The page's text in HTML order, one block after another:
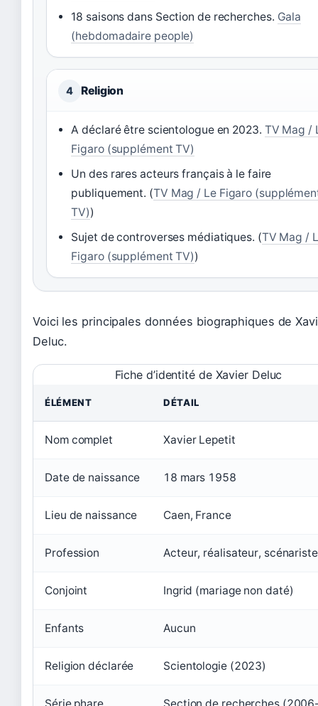
18 saisons dans Section de recherches. Gala
(hebdomadaire people)
4 Religion
A déclaré être scientologue en 2023. TV Mag /
Figaro (supplément TV)
Un des rares acteurs français à le faire
publiquement. (TV Mag / Le Figaro
TV))
Sujet de controverses médiatiques. (TV Mag /
Figaro (supplément TV))
Voici les principales données biographiques de
Deluc.
Fiche d’identité de Xavier Deluc
ÉLÉMENT DÉTAIL
Nom complet Xavier Lepetit
Date de naissance 18 mars 1958
Lieu de naissance Caen, France
Profession Acteur, réalisateur, scénariste
Conjoint Ingrid (mariage non daté)
Enfants Aucun
Religion déclarée Scientologie (2023)